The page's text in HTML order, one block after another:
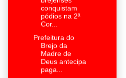
conquistam
pódios na 2ª
Cor...
Prefeitura do
Brejo da
Madre de
Deus antecipa
paga...